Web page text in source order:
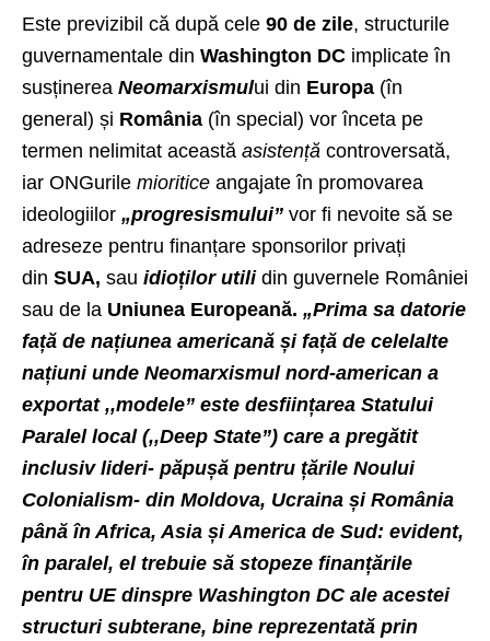
Este previzibil că după cele 90 de zile, structurile
guvernamentale din Washington DC implicate în
susținerea Neomarxismului din Europa (în
general) și România (în special) vor înceta pe
termen nelimitat această asistență controversată,
iar ONGurile mioritice angajate în promovarea
ideologiilor „progresismului” vor fi nevoite să se
adreseze pentru finanțare sponsorilor privați
din SUA, sau idioților utili din guvernele României
sau de la Uniunea Europeană. „Prima sa datorie
față de națiunea americană și față de celelalte
națiuni unde Neomarxismul nord-american a
exportat ,,modele” este desființarea Statului
Paralel local (,,Deep State”) care a pregătit
inclusiv lideri- păpușă pentru țările Noului
Colonialism- din Moldova, Ucraina și România
până în Africa, Asia și America de Sud: evident,
în paralel, el trebuie să stopeze finanțările
pentru UE dinspre Washington DC ale acestei
structuri subterane, bine reprezentată prin